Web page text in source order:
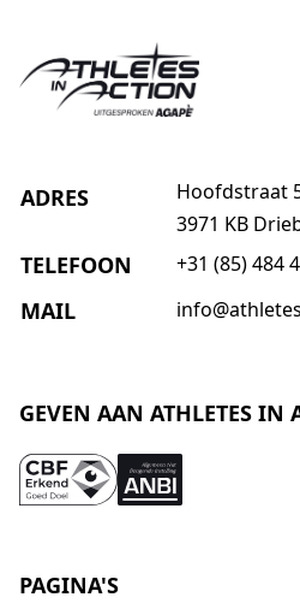
ADRES
Hoofdstraat
3971 KB
TELEFOON +31 (85) 484
MAIL
GEVEN AAN ATHLETES IN
PAGINA'S